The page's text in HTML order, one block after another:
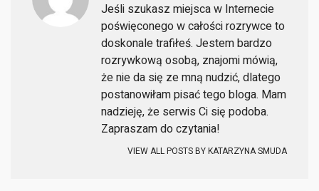
Jeśli szukasz miejsca w Internecie
poświęconego w całości rozrywce to
doskonale trafiłeś. Jestem bardzo
rozrywkową osobą, znajomi mówią,
że nie da się ze mną nudzić, dlatego
postanowiłam pisać tego bloga. Mam
nadzieję, że serwis Ci się podoba.
Zapraszam do czytania!
VIEW ALL POSTS BYKATARZYNA SMUDA